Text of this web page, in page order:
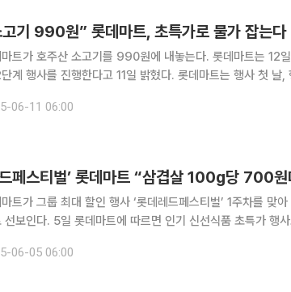
기 990원” 롯데마트, 초특가로 물가 잡는다
호주산 소고기를 990원에 내놓는다. 롯데마트는 12일부터 18일까지 롯데레드페스티
사를 진행한다고 11일 밝혔다. 롯데마트는 행사 첫 날, 행복생생란(30입)을 1인 2판 한
06-11 06:00
페스티벌’ 롯데마트 “삼겹살 100g당 700원
트가 그룹 최대 할인 행사 ‘롯데레드페스티벌’ 1주차를 맞
따르면 인기 신선식품 초특가 행사로 △1++(투플러스) 한우 전품
06-05 06:00